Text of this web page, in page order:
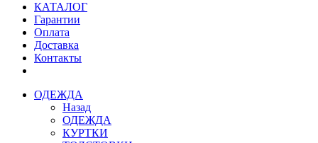
КАТАЛОГ
Гарантии
Оплата
Доставка
Контакты
ОДЕЖДА
Назад
ОДЕЖДА
КУРТКИ